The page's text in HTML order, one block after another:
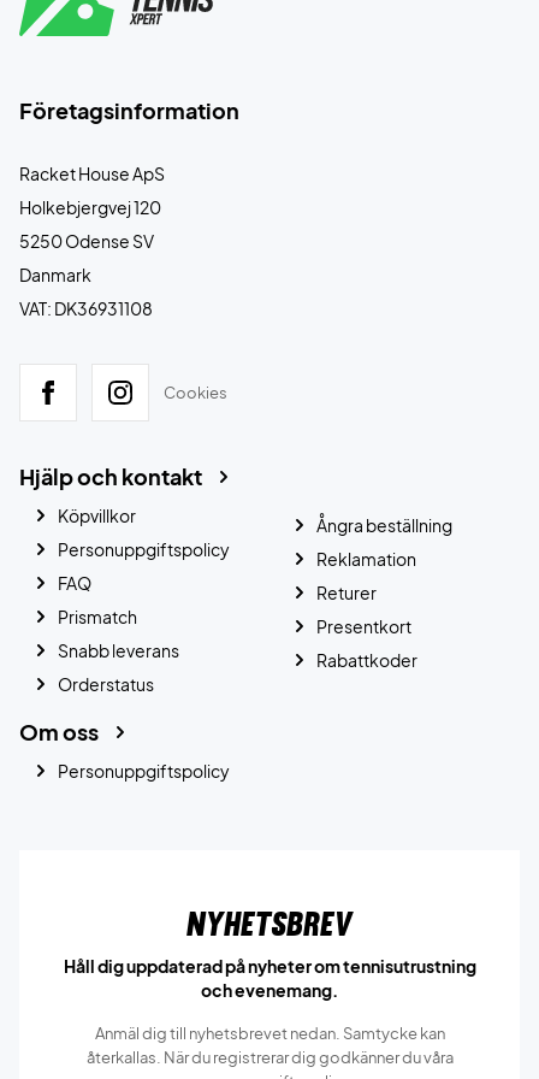
Företagsinformation
Racket House ApS
Holkebjergvej 120
5250 Odense SV
Danmark
VAT: DK36931108
Cookies
Hjälp och kontakt
Köpvillkor
Personuppgiftspolicy
FAQ
Prismatch
Snabb leverans
Orderstatus
Ångra beställning
Reklamation
Returer
Presentkort
Rabattkoder
Om oss
Personuppgiftspolicy
Nyhetsbrev
Håll dig uppdaterad på nyheter om tennisutrustning
och evenemang.
Anmäl dig till nyhetsbrevet nedan. Samtycke kan
återkallas. När du registrerar dig godkänner du våra